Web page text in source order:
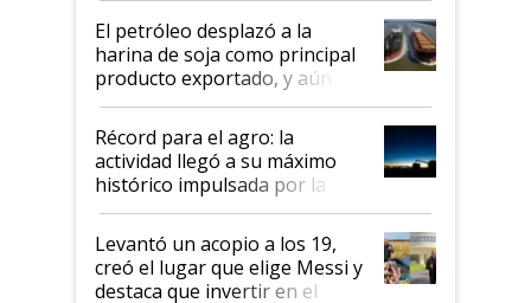
El petróleo desplazó a la
harina de soja como principal
producto exportado, y aún así
el agro aportó casi seis de cada
diez dólares y sostuvo el
liderazgo en un semestre
récord
Récord para el agro: la
actividad llegó a su máximo
histórico impulsada por la
cosecha y las exportaciones
Levantó un acopio a los 19,
creó el lugar que elige Messi y
destaca que invertir en el